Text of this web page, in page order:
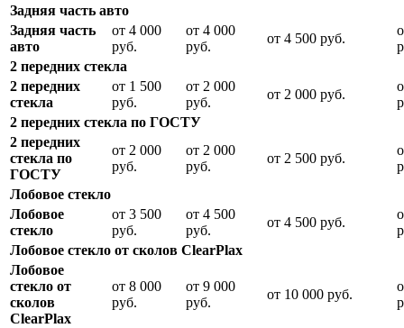
Задняя часть авто
Задняя часть
авто
от 4 000
руб.
от 4 000
руб.
от 4 500 руб.
2 передних стекла
2 передних
стекла
от 1 500
руб.
от 2 000
руб.
от 2 000 руб.
2 передних стекла по ГОСТУ
2 передних
стекла по
ГОСТУ
от 2 000
руб.
от 2 000
руб.
от 2 500 руб.
Лобовое стекло
Лобовое
стекло
от 3 500
руб.
от 4 500
руб.
от 4 500 руб.
Лобовое стекло от сколов ClearPlax
Лобовое
стекло от
сколов
ClearPlax
от 8 000
руб.
от 9 000
руб.
от 10 000 руб.